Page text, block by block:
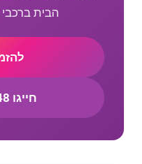
הבית
חייגו 055-6868848